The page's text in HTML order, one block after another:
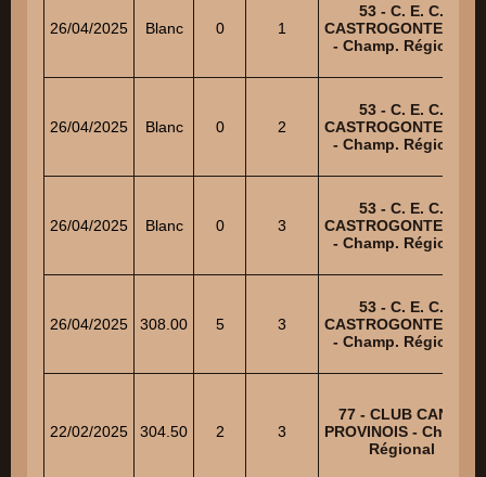
26/04/2025 Blanc 0 1
53 - C. E. C.
CASTROGONTERIEN
- Champ. Régional
26/04/2025 Blanc 0 2
53 - C. E. C.
CASTROGONTERIEN
- Champ. Régional
26/04/2025 Blanc 0 3
53 - C. E. C.
CASTROGONTERIEN
- Champ. Régional
26/04/2025 308.00 5 3
53 - C. E. C.
CASTROGONTERIEN
- Champ. Régional
22/02/2025 304.50 2 3
77 - CLUB CANIN
PROVINOIS - Champ.
Régional